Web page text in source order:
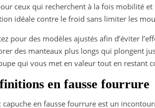
ceux qui recherchent à la fois mobilité et
idéale contre le froid sans limiter les
pour des modèles ajustés afin d’éviter
des manteaux plus longs qui plongent
qui vous met en valeur tout en restant
en fausse fourrure
capuche en fausse fourrure est un